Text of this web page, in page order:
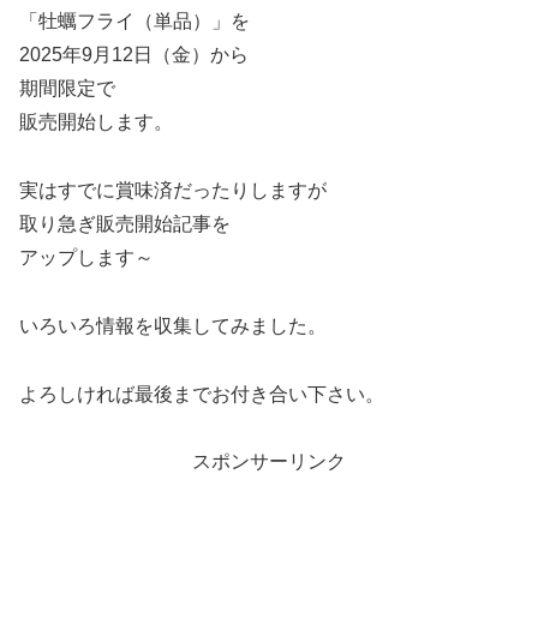
「牡蠣フライ（単品）」を
2025年9月12日（金）から
期間限定で
販売開始します。
実はすでに賞味済だったりしますが
取り急ぎ販売開始記事を
アップします～
いろいろ情報を収集してみました。
よろしければ最後までお付き合い下さい。
スポンサーリンク